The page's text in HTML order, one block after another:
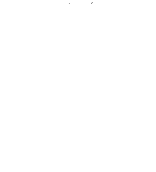
com a nossa equipa após a compra.